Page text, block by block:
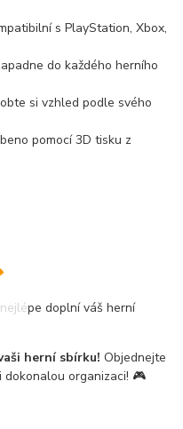
s PlayStation, Xbox,
do každého herního
si vzhled podle svého
pomocí 3D tisku z
doplní váš herní
herní sbírku! Objednejte
organizaci! 🎮